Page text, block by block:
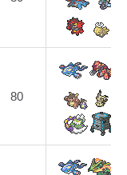
80